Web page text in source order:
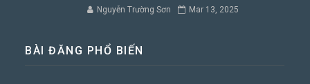
Nguyễn Trường Sơn Mar 13, 2025
BÀI ĐĂNG PHỔ BIẾN